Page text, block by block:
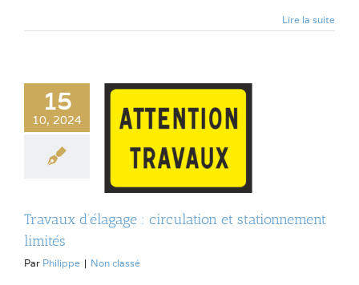
Lire la suite
15
10, 2024
Travaux d’élagage : circulation et stationnement
limités
Par Philippe | Non classé